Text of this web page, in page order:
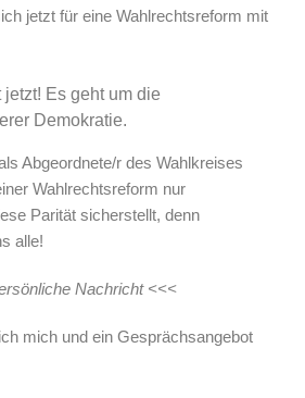
jetzt für eine Wahlrechtsreform mit
Es geht um die
Demokratie.
Abgeordnete/r des Wahlkreises
Wahlrechtsreform nur
Parität sicherstellt, denn
alle!
Nachricht <<<
mich und ein Gesprächsangebot